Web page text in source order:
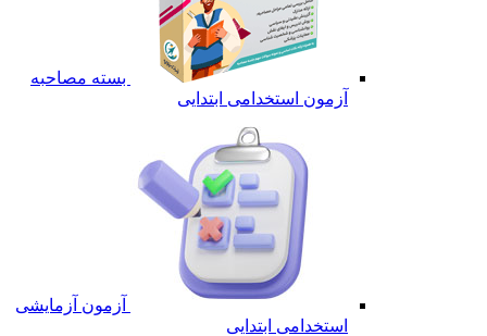
بسته مصاحبه
آزمون استخدامی ابتدایی
آزمون آزمایشی
استخدامی ابتدایی